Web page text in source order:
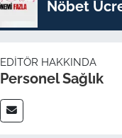
Nöbet
EDITÖR HAKKINDA
Personel Sağlık